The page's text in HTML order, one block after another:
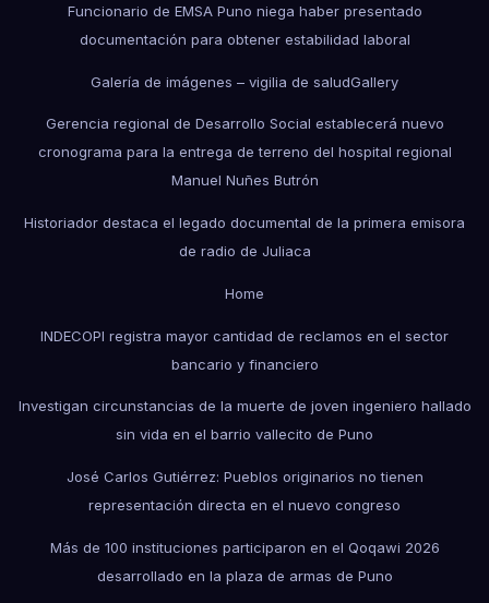
Funcionario de EMSA Puno niega haber presentado
documentación para obtener estabilidad laboral
Galería de imágenes – vigilia de saludGallery
Gerencia regional de Desarrollo Social establecerá nuevo
cronograma para la entrega de terreno del hospital regional
Manuel Nuñes Butrón
Historiador destaca el legado documental de la primera emisora
de radio de Juliaca
Home
INDECOPI registra mayor cantidad de reclamos en el sector
bancario y financiero
Investigan circunstancias de la muerte de joven ingeniero hallado
sin vida en el barrio vallecito de Puno
José Carlos Gutiérrez: Pueblos originarios no tienen
representación directa en el nuevo congreso
Más de 100 instituciones participaron en el Qoqawi 2026
desarrollado en la plaza de armas de Puno